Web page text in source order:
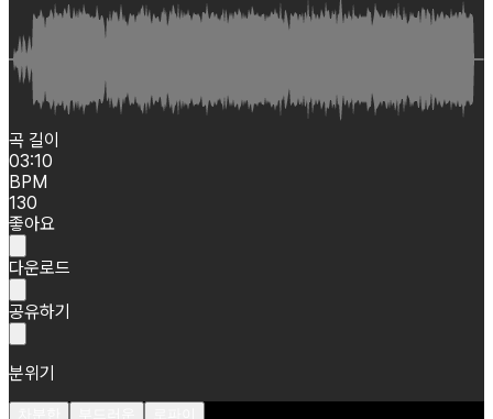
곡 길이
03:10
BPM
130
좋아요
다운로드
공유하기
분위기